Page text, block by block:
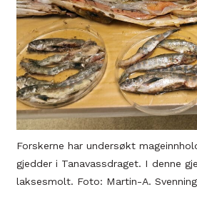
Forskerne har undersøkt
gjedder i Tanavassdraget. I denne
laksesmolt. Foto: Martin-A.